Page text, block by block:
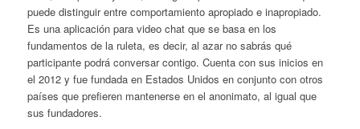
puede distinguir entre comportamiento apropiado e inapropiado.
Es una aplicación para video chat que se basa en los
fundamentos de la ruleta, es decir, al azar no sabrás qué
participante podrá conversar contigo. Cuenta con sus inicios en
el 2012 y fue fundada en Estados Unidos en conjunto con otros
países que prefieren mantenerse en el anonimato, al igual que
sus fundadores.